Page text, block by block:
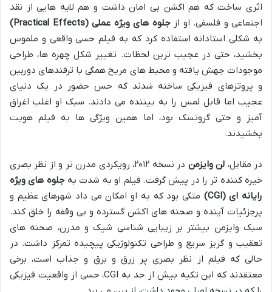
اثری ساخت که هم اکشن بی امان داشت و هم لایه هایی از نقد
اجتماعی و فلسفی. او ازجلوه های ویژه عملی (Practical Effects)
به شکلی استادانه استفاده کرد که به فیلم حسی واقعی و ملموس
بخشید، حتی در عجیب ترین لحظات. تغییر شکل چهره ها، طراحی
موجودات جهش یافته و محیط های مریخ همگی با ترفندهای دوربین
و پروتزهای فیزیکی ساخته شدند که حس حضور در یک دنیای
عجیب اما قابل لمس را به بیننده می دادند. سبک او اغلب اغراق
آمیز و حتی گروتسک بود، اما همین ویژگی ها به فیلم هویت
بخشیدند.
در مقابل، لن وایزمن
در نسخه ۲۰۱۲، رویکردی مدرن تر و از نظر بصری
خیره کننده تر را در پیش گرفت. فیلم او به شدت بهجلوه های ویژه
رایانه ای (CGI)
متکی بود که به او امکان می داد شهرهای عظیم و
پرجزئیات آینده و صحنه های اکشن گسترده و بی وقفه را خلق کند.
سبک وایزمن بیشتر بر زیبایی شناسی شیک و مدرن، صحنه های
تعقیب و گریز سریع و طراحی تکنولوژیکی پیچیده تمرکز داشت. در
حالی که فیلم از نظر بصری پر زرق و برق و جذاب است، برخی
معتقدند که این تکیه بیش از حد به CGI، حسی از واقعیت فیزیکی